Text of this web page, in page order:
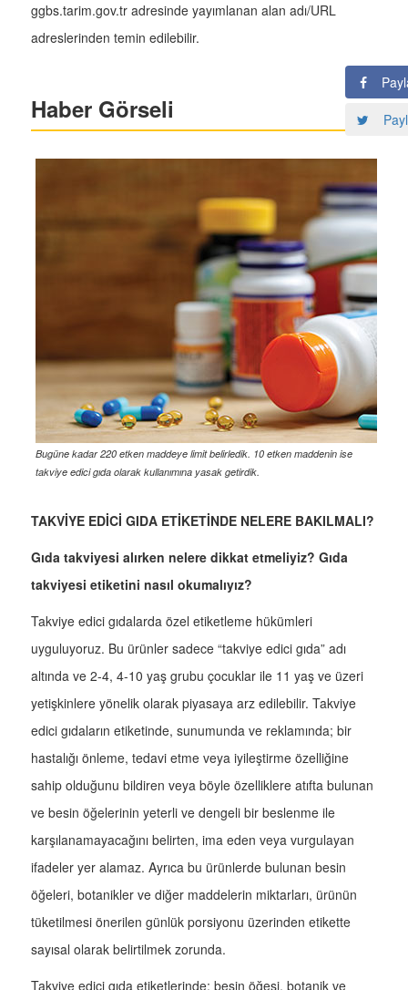
ggbs.tarim.gov.tr adresinde yayımlanan alan adı/URL
adreslerinden temin edilebilir.
Haber Görseli
Bugüne kadar 220 etken maddeye limit belirledik. 10 etken maddenin ise
takviye edici gıda olarak kullanımına yasak getirdik.
TAKVİYE EDİCİ GIDA ETİKETİNDE NELERE BAKILMALI?
Gıda takviyesi alırken nelere dikkat etmeliyiz? Gıda
takviyesi etiketini nasıl okumalıyız?
Takviye edici gıdalarda özel etiketleme hükümleri
uyguluyoruz. Bu ürünler sadece “takviye edici gıda” adı
altında ve 2-4, 4-10 yaş grubu çocuklar ile 11 yaş ve üzeri
yetişkinlere yönelik olarak piyasaya arz edilebilir. Takviye
edici gıdaların etiketinde, sunumunda ve reklamında; bir
hastalığı önleme, tedavi etme veya iyileştirme özelliğine
sahip olduğunu bildiren veya böyle özelliklere atıfta bulunan
ve besin öğelerinin yeterli ve dengeli bir beslenme ile
karşılanamayacağını belirten, ima eden veya vurgulayan
ifadeler yer alamaz. Ayrıca bu ürünlerde bulunan besin
öğeleri, botanikler ve diğer maddelerin miktarları, ürünün
tüketilmesi önerilen günlük porsiyonu üzerinden etikette
sayısal olarak belirtilmek zorunda.
Takviye edici gıda etiketlerinde; besin öğesi, botanik ve